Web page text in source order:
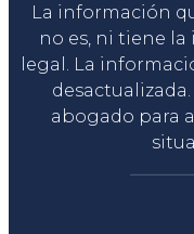
La información
no es, ni tiene
legal. La
abogado para